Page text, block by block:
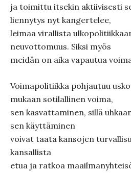
ja toimittu itsekin aktiivisesti
liennytys nyt kangertelee,
leimaa virallista
neuvottomuus. Siksi myös
meidän on aika vapautua
Voimapolitiikka pohjautuu
mukaan sotilallinen voima,
sen kasvattaminen, sillä
sen käyttäminen
voivat taata kansojen
kansallista
etua ja ratkoa